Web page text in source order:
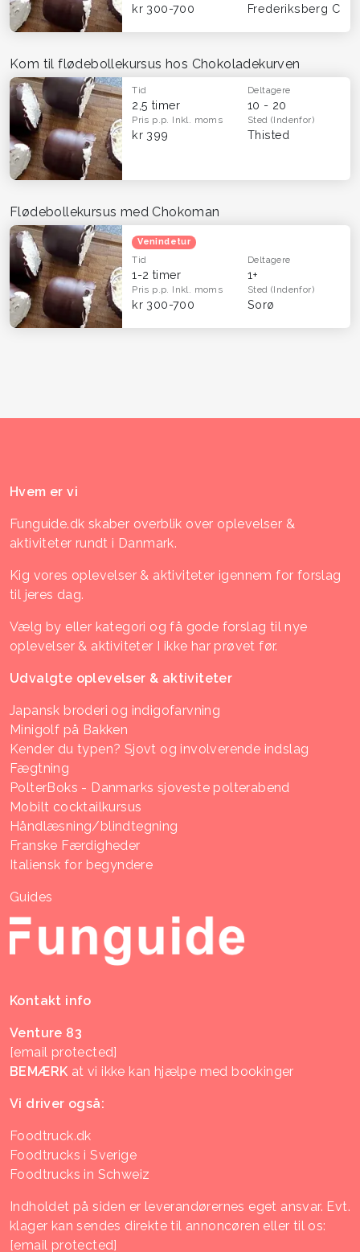
kr 300-700 Frederiksberg C
Kom til flødebollekursus hos Chokoladekurven
Tid
2,5 timer
Deltagere
10 - 20
Pris p.p. Inkl. moms
kr 399
Sted(Indenfor)
Thisted
Flødebollekursus med Chokoman
Venindetur
Tid
1-2 timer
Deltagere
1+
Pris p.p. Inkl. moms
kr 300-700
Sted(Indenfor)
Sorø
Hvem er vi
Funguide.dk skaber overblik over oplevelser &
aktiviteter rundt i Danmark.
Kig vores oplevelser & aktiviteter igennem for forslag
til jeres dag.
Vælg by eller kategori og få gode forslag til nye
oplevelser & aktiviteter I ikke har prøvet før.
Udvalgte oplevelser & aktiviteter
Japansk broderi og indigofarvning
Minigolf på Bakken
Kender du typen? Sjovt og involverende indslag
Fægtning
PolterBoks - Danmarks sjoveste polterabend
Mobilt cocktailkursus
Håndlæsning/blindtegning
Franske Færdigheder
Italiensk for begyndere
Guides
Kontakt info
Venture 83
[email protected]
BEMÆRK at vi ikke kan hjælpe med bookinger
Vi driver også:
Foodtruck.dk
Foodtrucks i Sverige
Foodtrucks in Schweiz
Indholdet på siden er leverandørernes eget ansvar. Evt.
klager kan sendes direkte til annoncøren eller til os:
[email protected]